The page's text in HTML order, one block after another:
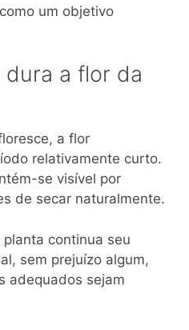
um objetivo
a flor da
a flor
relativamente curto.
se visível por
de secar naturalmente.
continua seu
sem prejuízo algum,
adequados sejam